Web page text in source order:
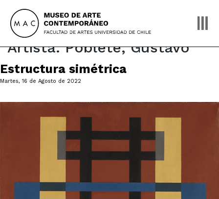
content
Artista:Poblete, Gustavo
Estructura simétrica
Martes, 16 de Agosto de 2022